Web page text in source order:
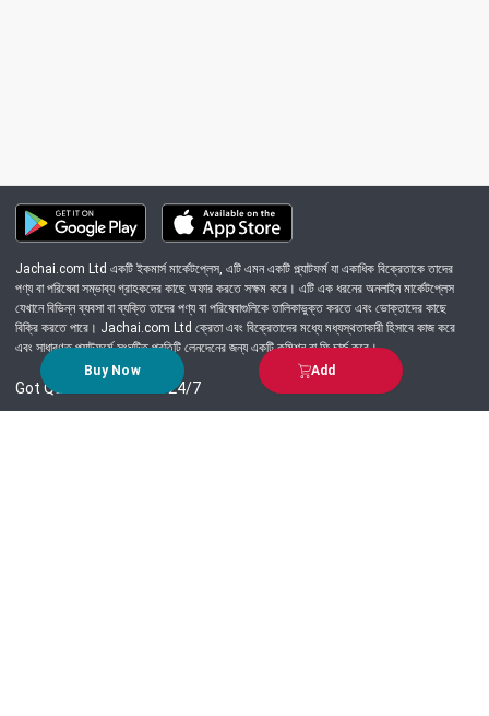
Buy Now Add
Jachai.com Ltd একটি ইকমার্স মার্কেটপ্লেস, এটি এমন একটি প্ল্যাটফর্ম যা একাধিক বিক্রেতাকে তাদের
পণ্য বা পরিষেবা সম্ভাব্য গ্রাহকদের কাছে অফার করতে সক্ষম করে। এটি এক ধরনের অনলাইন মার্কেটপ্লেস
যেখানে বিভিন্ন ব্যবসা বা ব্যক্তি তাদের পণ্য বা পরিষেবাগুলিকে তালিকাভুক্ত করতে এবং ভোক্তাদের কাছে
বিক্রি করতে পারে। Jachai.com Ltd ক্রেতা এবং বিক্রেতাদের মধ্যে মধ্যস্থতাকারী হিসাবে কাজ করে
এবং সাধারণত প্ল্যাটফর্মে সংঘটিত প্রতিটি লেনদেনের জন্য একটি কমিশন বা ফি চার্জ করে।
Got Question? Call us 24/7